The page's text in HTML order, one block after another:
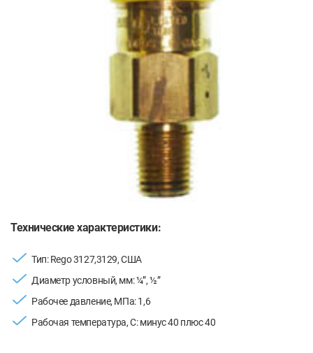
Технические характеристики:
Тип: Rego 3127,3129, США
Диаметр условный, мм: ¼”, ½”
Рабочее давление, МПа: 1,6
Рабочая температура, С: минус 40 плюс 40